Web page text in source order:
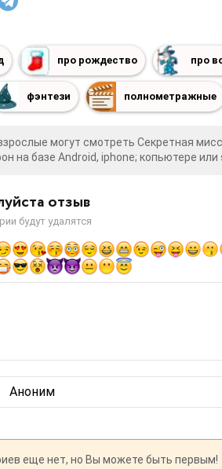
про рождество про
фэнтези полнометражные
могут cмотреть Секретная
на базе Android, iphone; копьютере или
отзыв
будут удалятся
еще нет, но Вы можете быть первым!